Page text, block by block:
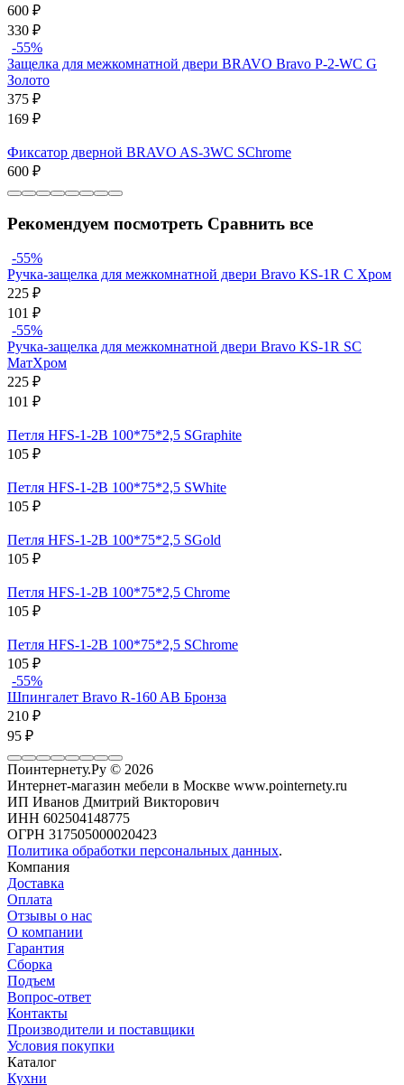
600 ₽
330 ₽
-55%
Защелка для межкомнатной двери BRAVO Bravo P-2-WC G
Золото
375 ₽
169 ₽
Фиксатор дверной BRAVO AS-3WC SChrome
600 ₽
Рекомендуем посмотреть Сравнить все
-55%
Ручка-защелка для межкомнатной двери Bravo KS-1R C Хром
225 ₽
101 ₽
-55%
Ручка-защелка для межкомнатной двери Bravo KS-1R SC
МатХром
225 ₽
101 ₽
Петля HFS-1-2B 100*75*2,5 SGraphite
105 ₽
Петля HFS-1-2B 100*75*2,5 SWhite
105 ₽
Петля HFS-1-2B 100*75*2,5 SGold
105 ₽
Петля HFS-1-2B 100*75*2,5 Chrome
105 ₽
Петля HFS-1-2B 100*75*2,5 SChrome
105 ₽
-55%
Шпингалет Bravo R-160 AB Бронза
210 ₽
95 ₽
Поинтернету.Ру © 2026
Интернет-магазин мебели в Москве www.pointernety.ru
ИП Иванов Дмитрий Викторович
ИНН 602504148775
ОГРН 317505000020423
Политика обработки персональных данных.
Компания
Доставка
Оплата
Отзывы о нас
О компании
Гарантия
Сборка
Подъем
Вопрос-ответ
Контакты
Производители и поставщики
Условия покупки
Каталог
Кухни